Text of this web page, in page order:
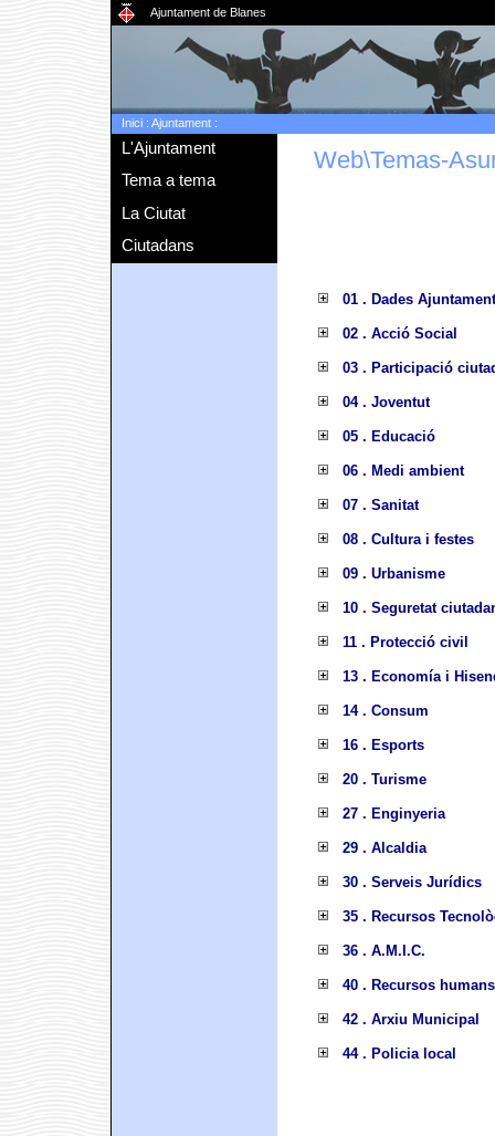
Ajuntament de Blanes
Inici: Ajuntament:
L'Ajuntament
Tema a tema
La Ciutat
Ciutadans
Web\Temas-
01 . Dades Ajuntament
02 . Acció Social
03 . Participació
04 . Joventut
05 . Educació
06 . Medi ambient
07 . Sanitat
08 . Cultura i festes
09 . Urbanisme
10 . Seguretat
11 . Protecció civil
13 . Economía i
14 . Consum
16 . Esports
20 . Turisme
27 . Enginyeria
29 . Alcaldia
30 . Serveis Jurídics
35 . Recursos
36 . A.M.I.C.
40 . Recursos humans
42 . Arxiu Municipal
44 . Policia local